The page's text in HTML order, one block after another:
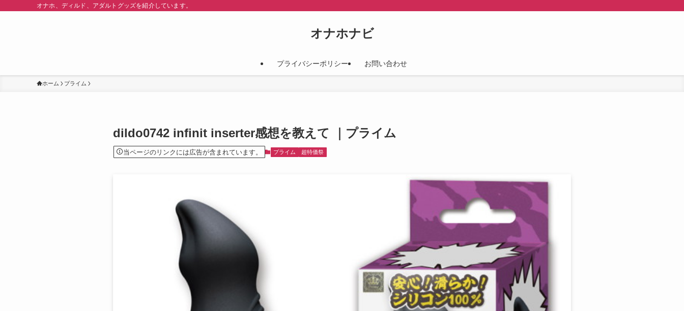
オナホ、ディルド、アダルトグッズを紹介しています。
オナホナビ
プライバシーポリシー お問い合わせ
ホーム プライム
dildo0742 infinit inserter感想を教えて ｜プライム
当ページのリンクには広告が含まれています。 プライム 超特価祭